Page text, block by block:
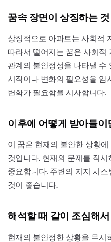
꿈속 장면이 상징하는 것
상징적으로 아파트는 사회적
따라서 떨어지는 꿈은 사회적
관계의 불안정성을 나타낼 수
시작이나 변화의 필요성을 암
변화가 필요함을 시사합니다.
이후에 어떻게 받아들이
이 꿈은 현재의 불안한 상황
것입니다. 현재의 문제를 직
중요합니다. 주변의 지지 시
것이 좋습니다.
해석할 때 같이 조심해
현재의 불안정한 상황을 무시